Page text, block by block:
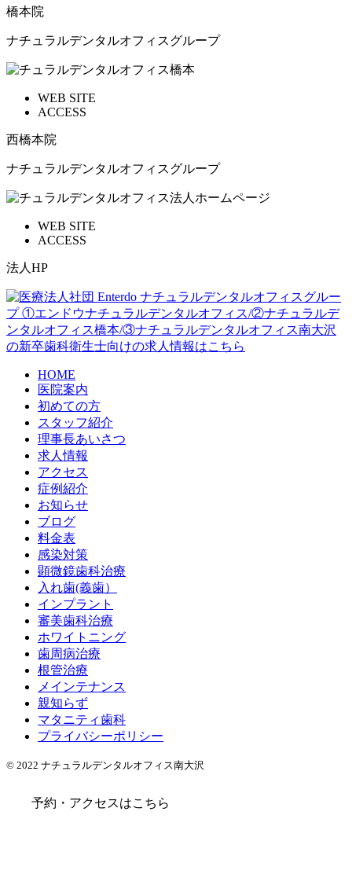
橋本院
ナチュラルデンタルオフィスグループ
WEB SITE
ACCESS
西橋本院
ナチュラルデンタルオフィスグループ
WEB SITE
ACCESS
法人HP
HOME
医院案内
初めての方
スタッフ紹介
理事長あいさつ
求人情報
アクセス
症例紹介
お知らせ
ブログ
料金表
感染対策
顕微鏡歯科治療
入れ歯(義歯）
インプラント
審美歯科治療
ホワイトニング
歯周病治療
根管治療
メインテナンス
親知らず
マタニティ歯科
プライバシーポリシー
© 2022 ナチュラルデンタルオフィス南大沢
予約・アクセスはこちら